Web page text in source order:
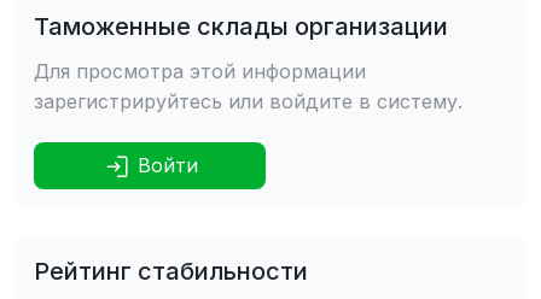
Таможенные склады организации
Для просмотра этой информации
зарегистрируйтесь или войдите в систему.
Войти
Рейтинг стабильности